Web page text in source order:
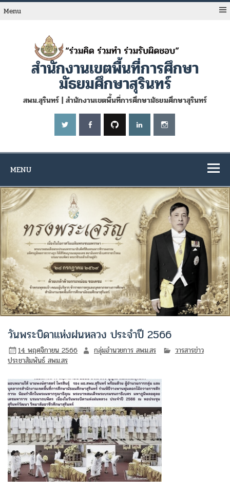
Skip
toMenu
สำนักงานเขตพื้นที่การศึกษา
มัธยมศึกษาสุรินทร์
สพม.สุรินทร์ | สำนักงานเขตพื้นที่การศึกษามัธยมศึกษาสุรินทร์
MENU
วันพระบิดาแห่งฝนหลวง ประจำปี 2566
14 พฤศจิกายน 2566 กลุ่มอำนวยการ สพม.สร
วารสารข่าว
ประชาสัมพันธ์ สพม.สร